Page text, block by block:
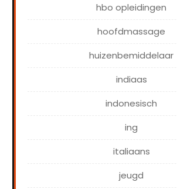
hbo opleidingen
hoofdmassage
huizenbemiddelaar
indiaas
indonesisch
ing
italiaans
jeugd